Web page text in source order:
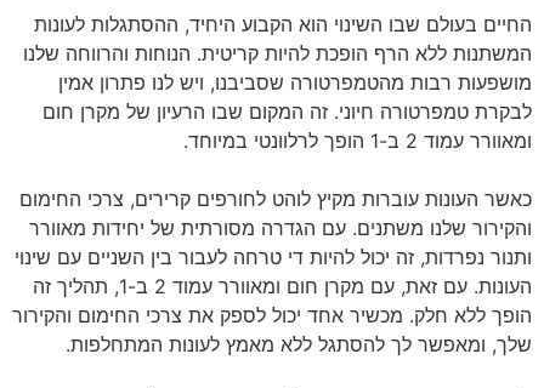
החיים בעולם שבו השינוי הוא הקבוע היחיד, ההסתגלות לעונות
המשתנות ללא הרף הופכת להיות קריטית. הנוחות והרווחה שלנו
מושפעות רבות מהטמפרטורה שסביבנו, ויש לנו פתרון אמין
לבקרת טמפרטורה חיוני. זה המקום שבו הרעיון של מקרן חום
ומאוורר עמוד 2 ב-1 הופך לרלוונטי במיוחד.
כאשר העונות עוברות מקיץ לוהט לחורפים קרירים, צרכי החימום
והקירור שלנו משתנים. עם הגדרה מסורתית של יחידות מאוורר
ותנור נפרדות, זה יכול להיות די טרחה לעבור בין השניים עם שינוי
העונות. עם זאת, עם מקרן חום ומאוורר עמוד 2 ב-1, תהליך זה
הופך ללא חלק. מכשיר אחד יכול לספק את צרכי החימום והקירור
שלך, ומאפשר לך להסתגל ללא מאמץ לעונות המתחלפות.